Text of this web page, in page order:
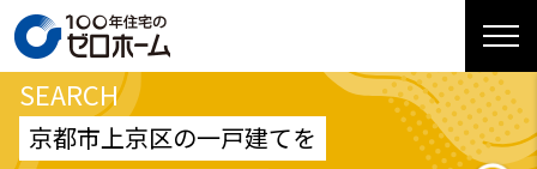
SEARCH
京都市上京区の一戸建てを